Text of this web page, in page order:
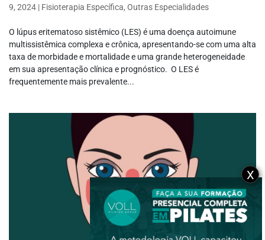
9, 2024 | Fisioterapia Específica, Outras Especialidades
O lúpus eritematoso sistêmico (LES) é uma doença autoimune
multissistêmica complexa e crônica, apresentando-se com uma alta
taxa de morbidade e mortalidade e uma grande heterogeneidade
em sua apresentação clínica e prognóstico. O LES é
frequentemente mais prevalente...
X